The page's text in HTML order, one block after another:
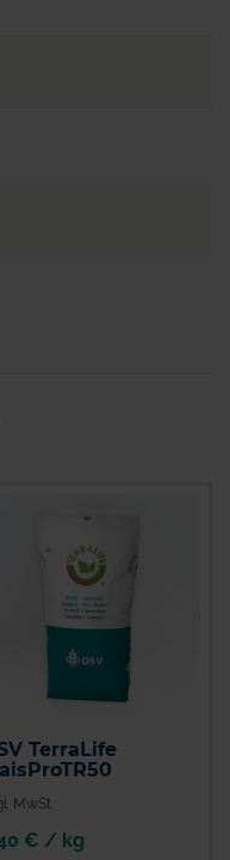
TerraLife
MwSt.
€ / kg